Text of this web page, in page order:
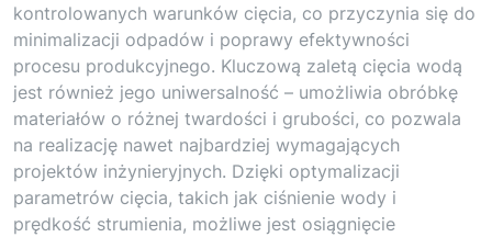
kontrolowanych warunków cięcia, co przyczynia się do
minimalizacji odpadów i poprawy efektywności
procesu produkcyjnego. Kluczową zaletą cięcia wodą
jest również jego uniwersalność – umożliwia obróbkę
materiałów o różnej twardości i grubości, co pozwala
na realizację nawet najbardziej wymagających
projektów inżynieryjnych. Dzięki optymalizacji
parametrów cięcia, takich jak ciśnienie wody i
prędkość strumienia, możliwe jest osiągnięcie